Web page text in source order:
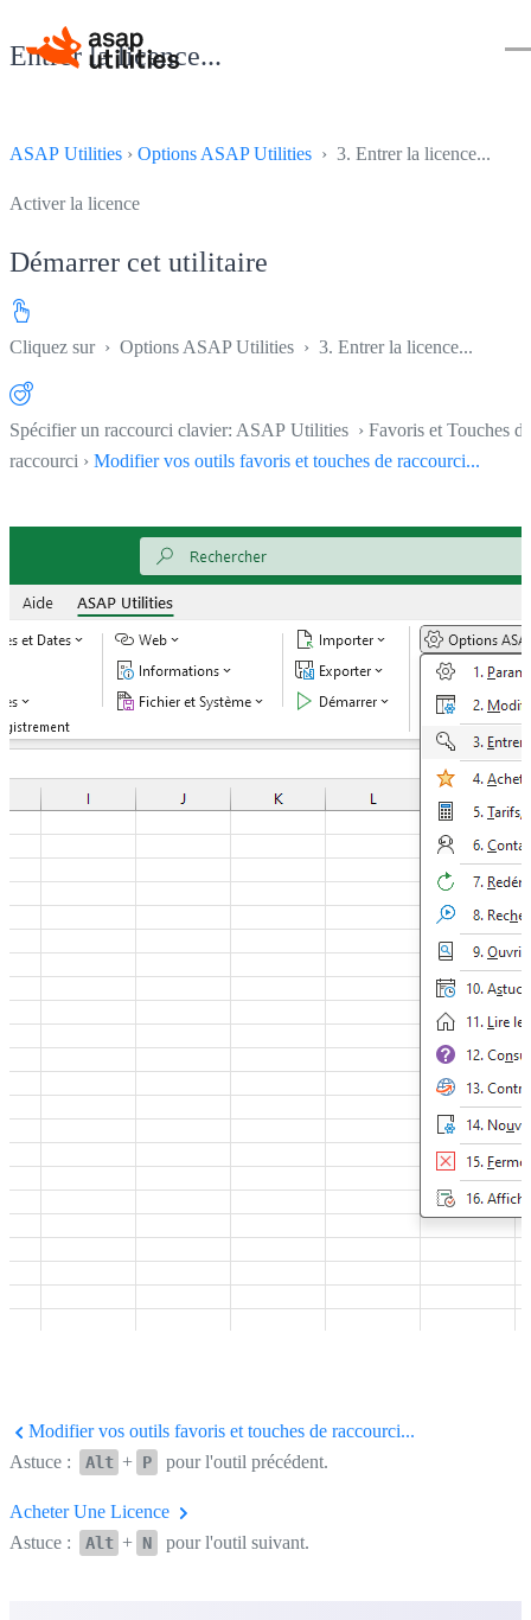
Entrer la licence...
ASAP Utilities › Options ASAP Utilities › 3. Entrer la licence...
Activer la licence
Démarrer cet utilitaire
Cliquez sur › Options ASAP Utilities › 3. Entrer la licence...
Spécifier un raccourci clavier: ASAP Utilities › Favoris et Touches de
raccourci › Modifier vos outils favoris et touches de raccourci...
Modifier vos outils favoris et touches de raccourci...
Astuce :
Alt + P pour l'outil précédent.
Acheter Une Licence
Astuce :
Alt + N pour l'outil suivant.